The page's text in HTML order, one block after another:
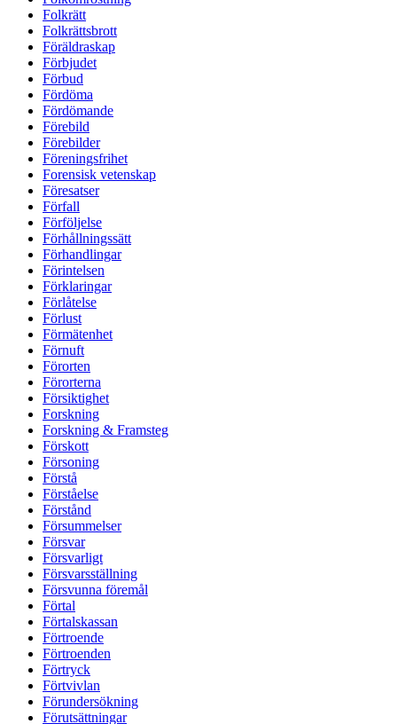
Folkrätt
Folkrättsbrott
Föräldraskap
Förbjudet
Förbud
Fördöma
Fördömande
Förebild
Förebilder
Föreningsfrihet
Forensisk vetenskap
Föresatser
Förfall
Förföljelse
Förhållningssätt
Förhandlingar
Förintelsen
Förklaringar
Förlåtelse
Förlust
Förmätenhet
Förnuft
Förorten
Förorterna
Försiktighet
Forskning
Forskning & Framsteg
Förskott
Försoning
Förstå
Förståelse
Förstånd
Försummelser
Försvar
Försvarligt
Försvarsställning
Försvunna föremål
Förtal
Förtalskassan
Förtroende
Förtroenden
Förtryck
Förtvivlan
Förundersökning
Förutsättningar